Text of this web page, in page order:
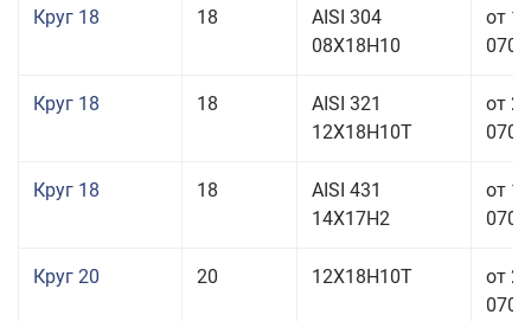
Круг 18 18
AISI 304
08Х18Н10
от
Круг 18 18
AISI 321
12Х18Н10Т
от
Круг 18 18
AISI 431
14Х17Н2
от
Круг 20 20 12Х18Н10Т
от